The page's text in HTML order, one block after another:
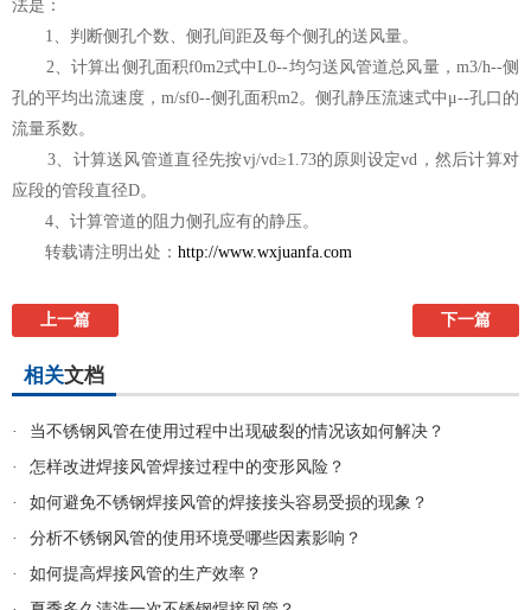
法是：
1、判断侧孔个数、侧孔间距及每个侧孔的送风量。
2、计算出侧孔面积f0m2式中L0--均匀送风管道总风量，m3/h--侧
孔的平均出流速度，m/sf0--侧孔面积m2。侧孔静压流速式中μ--孔口的
流量系数。
3、计算送风管道直径先按vj/vd≥1.73的原则设定vd，然后计算对
应段的管段直径D。
4、计算管道的阻力侧孔应有的静压。
转载请注明出处： http://www.wxjuanfa.com
上一篇 下一篇
相关文档
·
当不锈钢风管在使用过程中出现破裂的情况该如何解决？
·
怎样改进焊接风管焊接过程中的变形风险？
·
如何避免不锈钢焊接风管的焊接接头容易受损的现象？
·
分析不锈钢风管的使用环境受哪些因素影响？
·
如何提高焊接风管的生产效率？